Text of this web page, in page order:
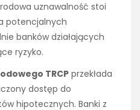
uznawalność stoi
potencjalnych
banków działających
ryzyko.
TRCP przekłada
dostęp do
hipotecznych. Banki z